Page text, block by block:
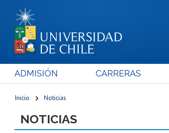
ADMISIÓN CARRERAS
Inicio Noticias
NOTICIAS